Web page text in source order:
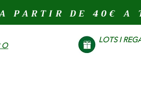
PARTIR DE 40€ A
O
LOTS I